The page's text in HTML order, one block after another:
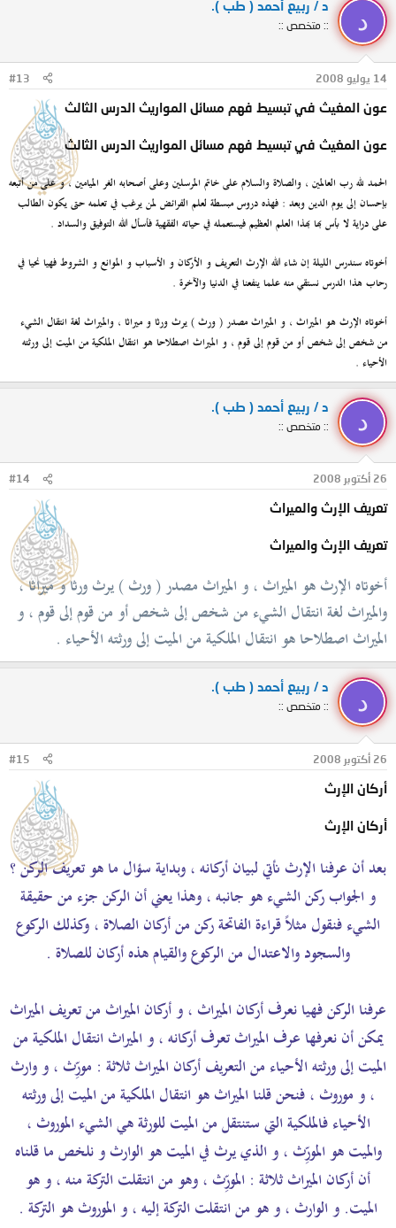
د
د / ربيع أحمد ( طب ).
:: متخصص ::
14 يوليو 2008 #13
عون المغيث في تبسيط فهم مسائل المواريث الدرس الثالث
عون المغيث في تبسيط فهم مسائل المواريث الدرس الثالث
الحمد لله رب العالمين ، والصلاة والسلام على خاتم المرسلين وعلى أصحابه الغر الميامين ، و على من أتبعه
بإحسان إلى يوم الدين وبعد : فهذه دروس مبسطة لعلم الفرائض لمن يرغب في تعلمه حتى يكون الطالب
على دراية لا بأس بها بهذا العلم العظيم فيستعمله في حياته الفقهية فأسأل الله التوفيق والسداد .
أخوتاه سندرس الليلة إن شاء الله الإرث التعريف و الأركان و الأسباب و الموانع و الشروط فهيا نحيا في
رحاب هذا الدرس نستقي منه علما ينفعنا في الدنيا والآخرة .
أخوتاه الإرث هو الميراث ، و الميراث مصدر ( ورث ) يرث ورثا و ميراثا ، والميراث لغة انتقال الشيء
من شخص إلى شخص أو من قوم إلى قوم ، و الميراث اصطلاحا هو انتقال الملكية من الميت إلى ورثته
الأحياء .
د
د / ربيع أحمد ( طب ).
:: متخصص ::
26 أكتوبر 2008 #14
تعريف الإرث والميراث
تعريف الإرث والميراث
أخوتاه الإرث هو الميراث ، و الميراث مصدر ( ورث ) يرث ورثا و ميراثا ،
والميراث لغة انتقال الشيء من شخص إلى شخص أو من قوم إلى قوم ، و
الميراث اصطلاحا هو انتقال الملكية من الميت إلى ورثته الأحياء .
د
د / ربيع أحمد ( طب ).
:: متخصص ::
26 أكتوبر 2008 #15
أركان الإرث
أركان الإرث
بعد أن عرفنا الإرث نأتي لبيان أركانه ، وبداية سؤال ما هو تعريف الركن ؟
و الجواب ركن الشيء هو جانبه ، وهذا يعني أن الركن جزء من حقيقة
الشيء فنقول مثلاً قراءة الفاتحة ركن من أركان الصلاة ، وكذلك الركوع
والسجود والاعتدال من الركوع والقيام هذه أركان للصلاة .
عرفنا الركن فهيا نعرف أركان الميراث ، و أركان الميراث من تعريف الميراث
يمكن أن نعرفها عرف الميراث تعرف أركانه ، و الميراث انتقال الملكية من
الميت إلى ورثته الأحياء من التعريف أركان الميراث ثلاثة : مورِّث ، و وارث
، و موروث ، فنحن قلنا الميراث هو انتقال الملكية من الميت إلى ورثته
الأحياء فالملكية التي ستنتقل من الميت للورثة هي الشيء الموروث ،
والميت هو المورِّث ، و الذي يرث في الميت هو الوارث و نلخص ما قلناه
أن أركان الميراث ثلاثة : المورِّث ، وهو من انتقلت التركة منه ، و هو
الميت. و الوارث ، و هو من انتقلت التركة إليه ، و الموروث هو التركة .